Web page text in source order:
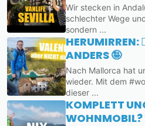
Wir stecken in
schlechter Wege
sondern ...
HERUMIRREN:
ANDERS 🤪
Nach Mallorca hat
wieder. Mit dem
dieser ...
KOMPLETT
WOHNMOBIL?